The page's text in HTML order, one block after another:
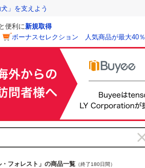
」を支えよう
便利に新規取得
ボーナスセレクション 人気商品が最大40％
・フォレスト」の商品一覧 （終了180日間）